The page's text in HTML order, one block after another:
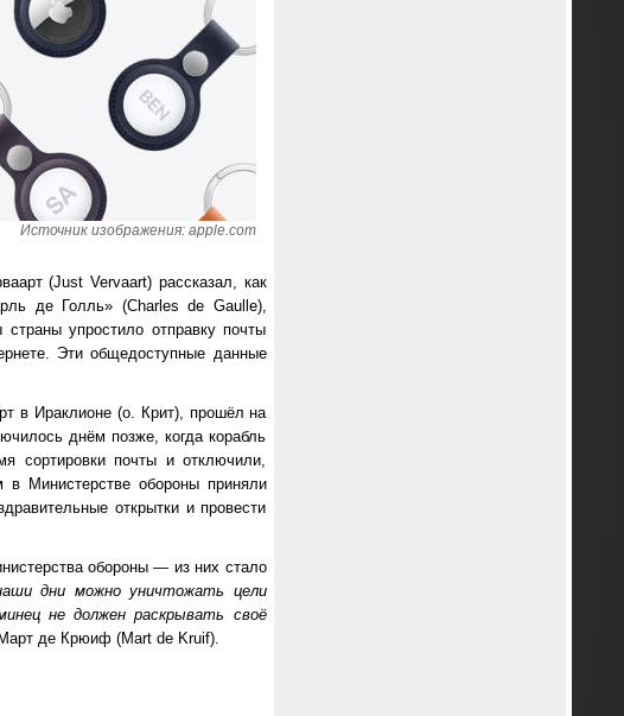
Источник изображения: apple.com
(Just Vervaart) рассказал, как
де Голль» (Charles de Gaulle),
упростило отправку почты
Эти общедоступные данные
в Ираклионе (о. Крит), прошёл на
днём позже, когда корабль
сортировки почты и отключили,
в Министерстве обороны приняли
открытки и провести
обороны — из них стало
дни можно уничтожать цели
не должен раскрывать своё
де Крюиф (Mart de Kruif).